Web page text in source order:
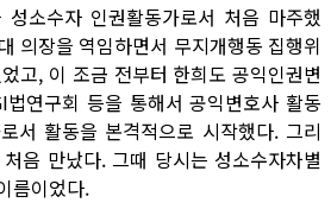
소수자 인권활동가로서 처음 마주했
의장을 역임하면서 무지개행동 집행위
고, 이 조금 전부터 한희도 공익인권변
연구회 등을 통해서 공익변호사 활동
서 활동을 본격적으로 시작했다. 그리
음 만났다. 그때 당시는 성소수자차별
름이었다.